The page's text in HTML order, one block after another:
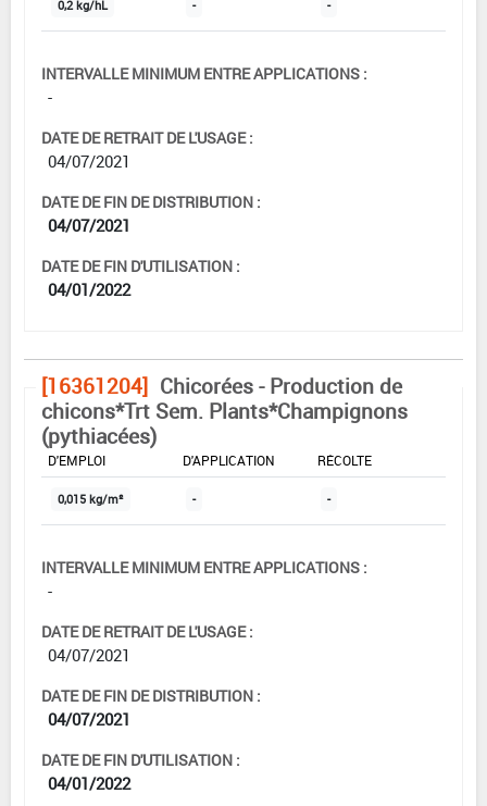
0,2 kg/hL - -
INTERVALLE MINIMUM ENTRE APPLICATIONS :
-
DATE DE RETRAIT DE L'USAGE :
04/07/2021
DATE DE FIN DE DISTRIBUTION :
04/07/2021
DATE DE FIN D'UTILISATION :
04/01/2022
[16361204] Chicorées - Production de
chicons*Trt Sem. Plants*Champignons
(pythiacées)
DOSE MAX
D'EMPLOI
D'APPLICATION
RÉCOLTE
0,015 kg/m² - -
INTERVALLE MINIMUM ENTRE APPLICATIONS :
-
DATE DE RETRAIT DE L'USAGE :
04/07/2021
DATE DE FIN DE DISTRIBUTION :
04/07/2021
DATE DE FIN D'UTILISATION :
04/01/2022